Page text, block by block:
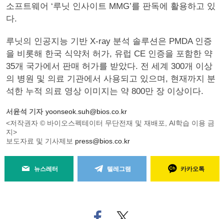
소프트웨어 ‘루닛 인사이트 MMG’를 판독에 활용하고 있
다.
루닛의 인공지능 기반 X-ray 분석 솔루션은 PMDA 인증
을 비롯해 한국 식약처 허가, 유럽 CE 인증을 포함한 약
35개 국가에서 판매 허가를 받았다. 전 세계 300개 이상
의 병원 및 의료 기관에서 사용되고 있으며, 현재까지 분
석한 누적 의료 영상 이미지는 약 800만 장 이상이다.
서윤석 기자 yoonseok.suh@bios.co.kr
<저작권자 © 바이오스펙테이터 무단전재 및 재배포, AI학습 이용 금
지>
보도자료 및 기사제보 press@bios.co.kr
뉴스레터 텔레그램 카카오톡
페
트위